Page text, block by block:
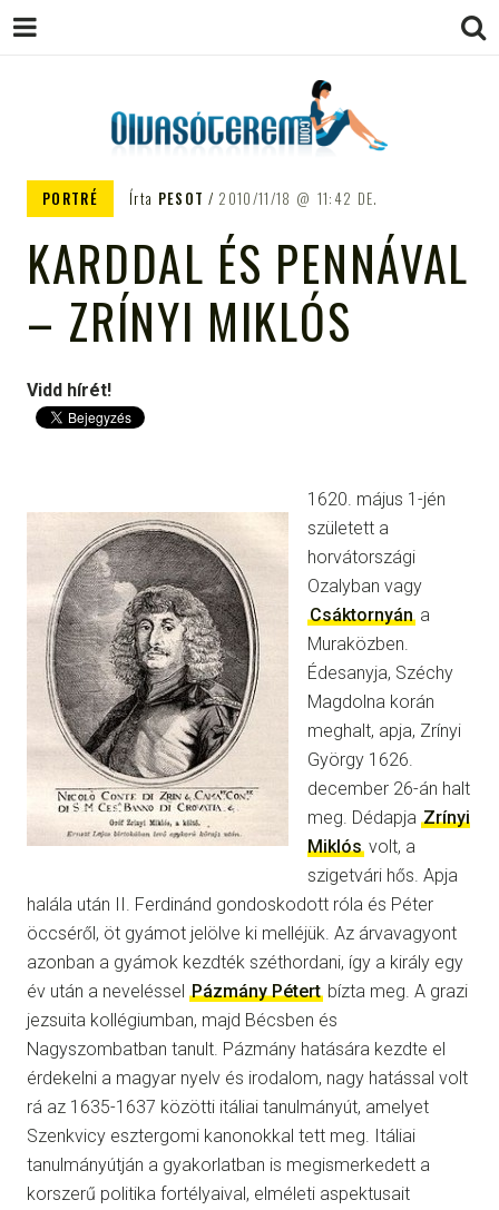
OLVASÓTEREM.COM – AZ
EGÉSZSÉGES OLVASÁS
TÁMOGATÓJA
PORTRÉ Írta PESOT 2010/11/18 11:42 DE.
KARDDAL ÉS PENNÁVAL
– ZRÍNYI MIKLÓS
Vidd hírét!
1620. május 1-jén
született a
horvátországi
Ozalyban vagy
Csáktornyána
Muraközben.
Édesanyja, Széchy
Magdolna korán
meghalt, apja, Zrínyi
György 1626.
december 26-án halt
meg. Dédapja Zrínyi
Miklósvolt, a
szigetvári hős. Apja
halála után II. Ferdinánd gondoskodott róla és Péter
öccséről, öt gyámot jelölve ki melléjük. Az árvavagyont
azonban a gyámok kezdték széthordani, így a király egy
év után a neveléssel Pázmány Pétert bízta meg. A grazi
jezsuita kollégiumban, majd Bécsben és
Nagyszombatban tanult. Pázmány hatására kezdte el
érdekelni a magyar nyelv és irodalom, nagy hatással volt
rá az 1635-1637 közötti itáliai tanulmányút, amelyet
Szenkvicy esztergomi kanonokkal tett meg. Itáliai
tanulmányútján a gyakorlatban is megismerkedett a
korszerű politika fortélyaival, elméleti aspektusait